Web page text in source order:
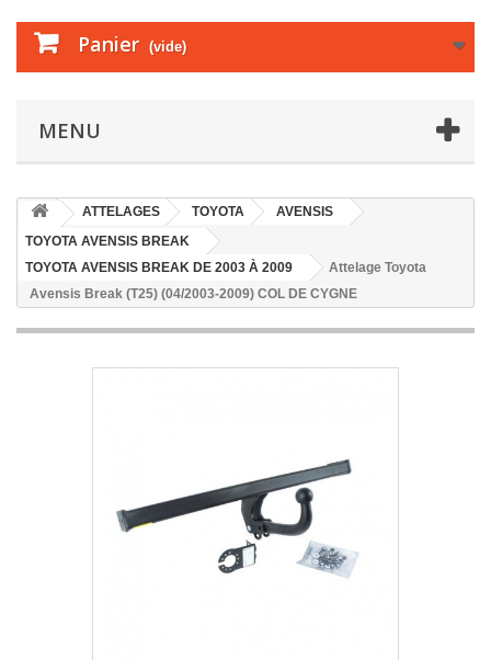
Panier (vide)
MENU
ATTELAGES TOYOTA
AVENSIS
TOYOTA AVENSIS BREAK
TOYOTA AVENSIS BREAK DE 2003 À 2009
Attelage Toyota
Avensis Break (T25) (04/2003-2009) COL DE CYGNE